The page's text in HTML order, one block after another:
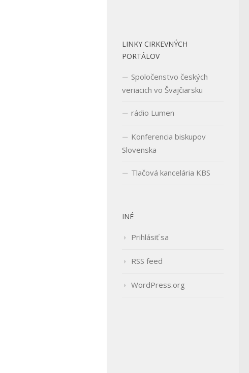
LINKY CIRKEVNÝCH
PORTÁLOV
Spoločenstvo českých
veriacich vo Švajčiarsku
rádio Lumen
Konferencia biskupov
Slovenska
Tlačová kancelária KBS
INÉ
Prihlásiť sa
RSS feed
WordPress.org